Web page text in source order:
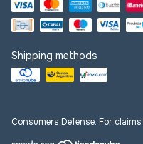
Shipping methods
Consumers Defense. For claims